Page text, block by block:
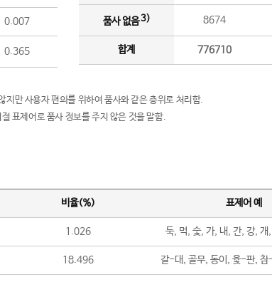
0.007
0.365
품사 없음3) 8674
합계 776710
지만 사용자 편의를 위하여 품사와 같은 층위로 처리함.
표제어로 품사 정보를 주지 않은 것을 말함.
비율(%) 표제어 예
1.026 둑, 먹, 숯, 가, 내, 간, 강, 개
18.496 갈-대, 골무, 동이, 윷-판, 참